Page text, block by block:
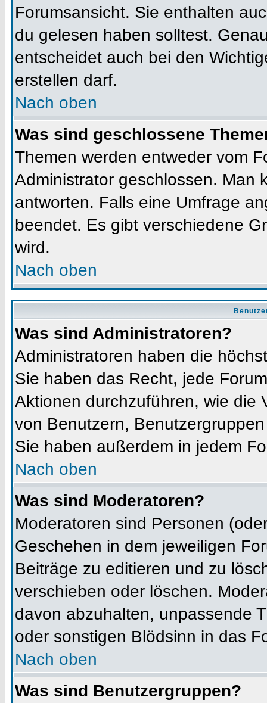
Forumsansicht. Sie enthalten
du gelesen haben solltest.
entscheidet auch bei den
erstellen darf.
Nach oben
Was sind geschlossene
Themen werden entweder vom
Administrator geschlossen. Man
antworten. Falls eine Umfrage
beendet. Es gibt verschiedene
wird.
Nach oben
Was sind Administratoren?
Administratoren haben die
Sie haben das Recht, jede
Aktionen durchzuführen, wie die
von Benutzern,
Sie haben außerdem in jedem
Nach oben
Was sind Moderatoren?
Moderatoren sind Personen
Geschehen in dem jeweiligen
Beiträge zu editieren und zu
verschieben oder löschen.
davon abzuhalten, unpassende
oder sonstigen Blödsinn in das
Nach oben
Was sind Benutzergruppen?